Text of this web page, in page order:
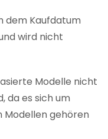
dem Kaufdatum
wird nicht
Modelle nicht
da es sich um
Modellen gehören